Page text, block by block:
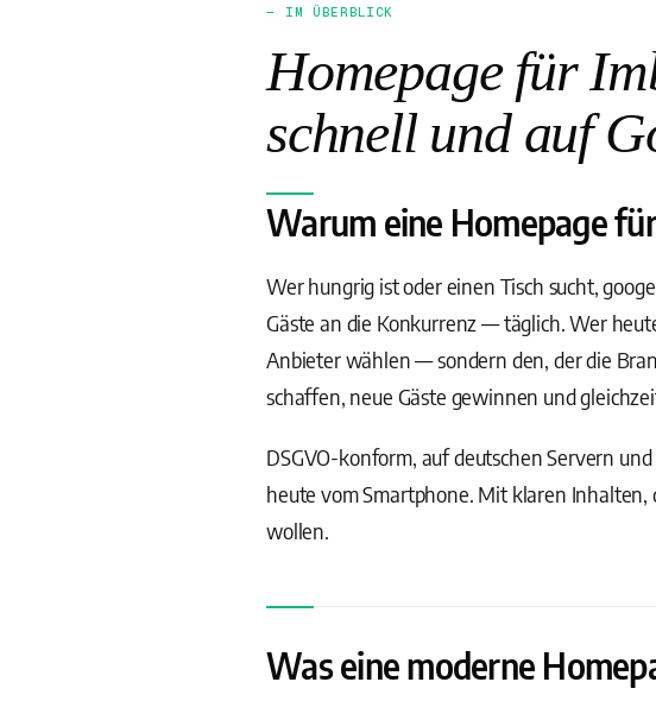
— IM ÜBERBLICK
Homepage für
schnell und auf
Warum eine Homepage
Wer hungrig ist oder einen Tisch sucht,
Gäste an die Konkurrenz — täglich. Wer
Anbieter wählen — sondern den, der die
schaffen, neue Gäste gewinnen und
DSGVO-konform, auf deutschen Servern
heute vom Smartphone. Mit klaren
wollen.
Was eine moderne